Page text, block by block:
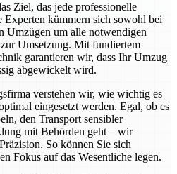
Ziel, das jede professionelle
kümmern sich sowohl bei
Umzügen um alle notwendigen
Umsetzung. Mit fundiertem
garantieren wir, dass Ihr Umzug
abgewickelt wird.
verstehen wir, wie wichtig es
eingesetzt werden. Egal, ob es
den Transport sensibler
mit Behörden geht – wir
So können Sie sich
Fokus auf das Wesentliche legen.